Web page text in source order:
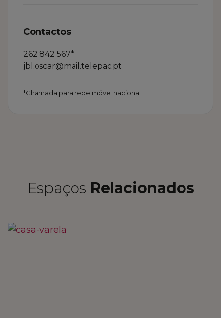
Contactos
262 842 567*
jbl.oscar@mail.telepac.pt
*Chamada para rede móvel nacional
Espaços Relacionados